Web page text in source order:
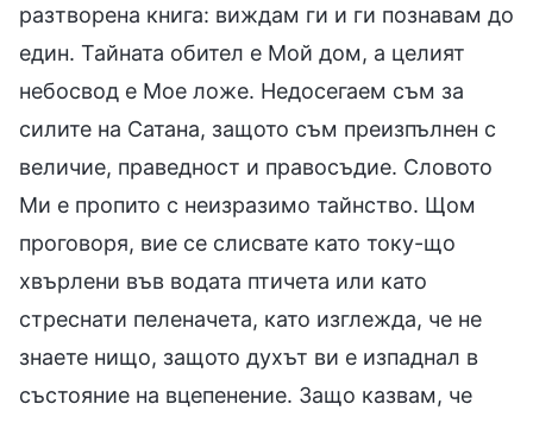
разтворена книга: виждам ги и ги познавам до
един. Тайната обител е Мой дом, а целият
небосвод е Мое ложе. Недосегаем съм за
силите на Сатана, защото съм преизпълнен с
величие, праведност и правосъдие. Словото
Ми е пропито с неизразимо тайнство. Щом
проговоря, вие се слисвате като току-що
хвърлени във водата птичета или като
стреснати пеленачета, като изглежда, че не
знаете нищо, защото духът ви е изпаднал в
състояние на вцепенение. Защо казвам, че